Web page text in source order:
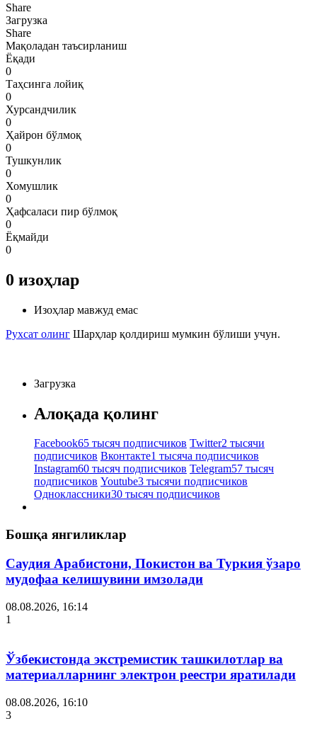
Share
Загрузка
Share
Мақоладан таъсирланиш
Ёқади
0
Таҳсинга лойиқ
0
Хурсандчилик
0
Ҳайрон бўлмоқ
0
Тушкунлик
0
Хомушлик
0
Ҳафсаласи пир бўлмоқ
0
Ёқмайди
0
0 изоҳлар
Изоҳлар мавжуд емас
Рухсат олинг Шарҳлар қолдириш мумкин бўлиши учун.
Загрузка
Алоқада қолинг
Facebook65 тысяч подписчиков Twitter2 тысячи
подписчиков Вконтакте1 тысяча подписчиков
Instagram60 тысяч подписчиков Telegram57 тысяч
подписчиков Youtube3 тысячи подписчиков
Одноклассники30 тысяч подписчиков
Бошқа янгиликлар
Саудия Арабистони, Покистон ва Туркия ўзаро
мудофаа келишувини имзолади
08.08.2026, 16:14
1
Ўзбекистонда экстремистик ташкилотлар ва
материалларнинг электрон реестри яратилади
08.08.2026, 16:10
3